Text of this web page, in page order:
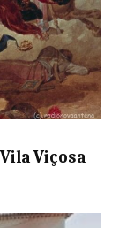
Viçosa